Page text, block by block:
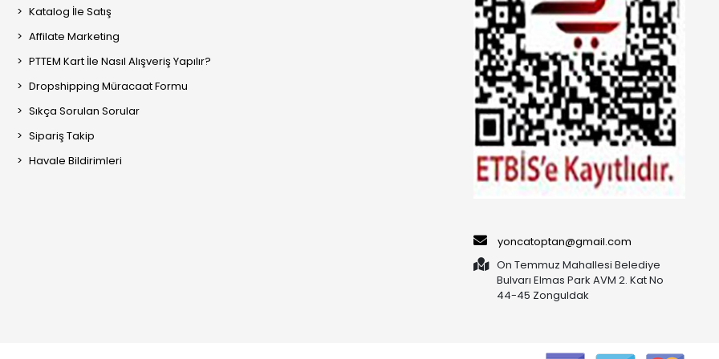
Katalog İle Satış
Affilate Marketing
PTTEM Kart İle Nasıl Alışveriş Yapılır?
Dropshipping Müracaat Formu
Sıkça Sorulan Sorular
Sipariş Takip
Havale Bildirimleri
yoncatoptan@gmail.com
On Temmuz Mahallesi Belediye
Bulvarı Elmas Park AVM 2. Kat No
44-45 Zonguldak